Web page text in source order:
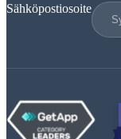
Sähköpostiosoite